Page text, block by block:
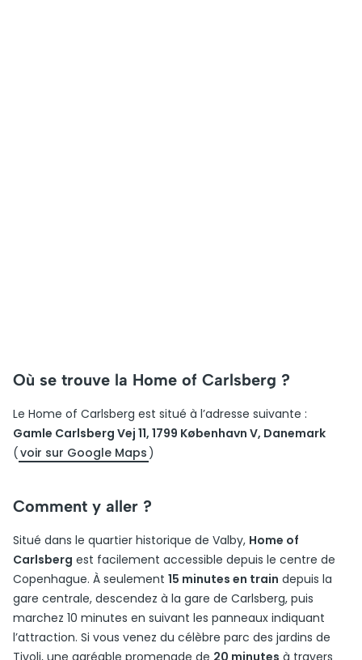
Où se trouve la Home of Carlsberg ?
Le Home of Carlsberg est situé à l’adresse suivante :
Gamle Carlsberg Vej 11, 1799 København V, Danemark
(voir sur Google Maps )
Comment y aller ?
Situé dans le quartier historique de Valby, Home of
Carlsberg est facilement accessible depuis le centre de
Copenhague. À seulement 15 minutes en train depuis la
gare centrale, descendez à la gare de Carlsberg, puis
marchez 10 minutes en suivant les panneaux indiquant
l’attraction. Si vous venez du célèbre parc des jardins de
Tivoli, une agréable promenade de 20 minutes à travers